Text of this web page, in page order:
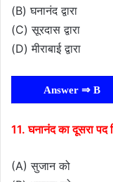
(B) घनानंद द्वारा
(C) सूरदास द्वारा
(D) मीराबाई द्वारा
Answer ⇒ B
11. घनानंद का दूसरा पद
(A) सुजान को